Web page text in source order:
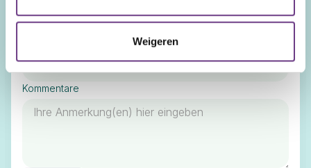
Weigeren
Kommentare